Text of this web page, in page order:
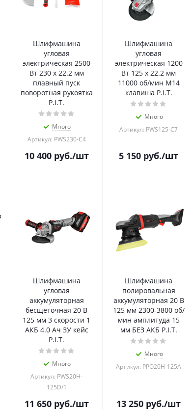
Шлифмашина
угловая
электрическая 2500
Вт 230 х 22.2 мм
плавный пуск
поворотная рукоятка
P.I.T.
Много
Артикул: PWS230-C4
10 400руб./шт
Шлифмашина
угловая
электрическая 1200
Вт 125 х 22.2 мм
11000 об/мин М14
клавиша P.I.T.
Много
Артикул: PWS125-C7
5 150 руб./шт
Шлифмашина
угловая
аккумуляторная
бесщёточная 20 В
125 мм 3 скорости 1
АКБ 4.0 Ач ЗУ кейс
P.I.T.
Много
Артикул: PWS20H-
125D/1
11 650руб./шт
Шлифмашина
полировальная
аккумуляторная 20 В
125 мм 2300-3800 об/
мин амплитуда 15
мм БЕЗ АКБ P.I.T.
Много
Артикул: PPO20H-125A
13 250 руб./шт